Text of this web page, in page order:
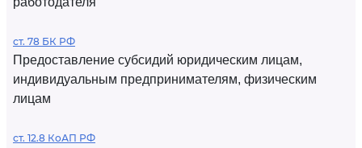
ст. 78 БК РФ
Предоставление субсидий юридическим лицам,
индивидуальным предпринимателям, физическим
лицам
ст. 12.8 КоАП РФ